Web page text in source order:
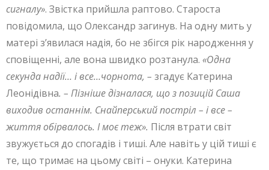
сигналу». Звістка прийшла раптово. Староста
повідомила, що Олександр загинув. На одну мить у
матері з’явилася надія, бо не збігся рік народження у
сповіщенні, але вона швидко розтанула. «Одна
секунда надії… і все…чорнота, – згадує Катерина
Леонідівна. – Пізніше дізналася, що з позицій Саша
виходив останнім. Снайперський постріл – і все –
життя обірвалось. І моє теж». Після втрати світ
звужується до спогадів і тиші. Але навіть у цій тиші є
те, що тримає на цьому світі – онуки. Катерина